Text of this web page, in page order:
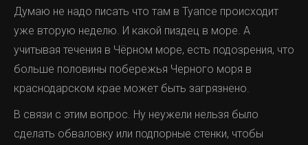
Думаю не надо писать что там в Туапсе происходит
уже вторую неделю. И какой пиздец в море. А
учитывая течения в Чёрном море, есть подозрения, что
больше половины побережья Черного моря в
краснодарском крае может быть загрязнено.
В связи с этим вопрос. Ну неужели нельзя было
сделать обваловку или подпорные стенки, чтобы